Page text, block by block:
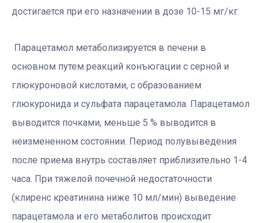
достигается при его назначении в дозе 10-15 мг/кг.
Парацетамол метаболизируется в печени в
основном путем реакций конъюгации с серной и
глюкуроновой кислотами, с образованием
глюкуронида и сульфата парацетамола. Парацетамол
выводится почками, меньше 5 % выводится в
неизмененном состоянии. Период полувыведения
после приема внутрь составляет приблизительно 1-4
часа. При тяжелой почечной недостаточности
(клиренс креатинина ниже 10 мл/мин) выведение
парацетамола и его метаболитов происходит